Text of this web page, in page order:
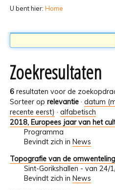
U bent hier: Home
Zoekresultaten
6 resultaten voor de
Sorteer op relevantie · datum
recente eerst) · alfabetisch
2018, Europees jaar van het
Programma
Bevindt zich in News
Topografie van de omwenteling
Sint-Gorikshallen - van
Bevindt zich in News